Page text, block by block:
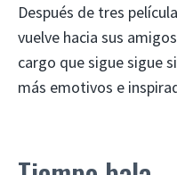
Después de tres
vuelve hacia sus
cargo que sigue sigue
más emotivos e